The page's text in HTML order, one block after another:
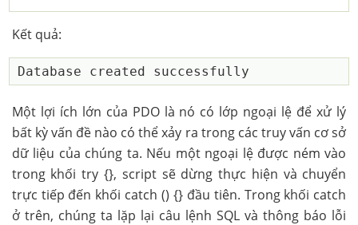
Kết quả:
Một lợi ích lớn của PDO là nó có lớp ngoại lệ để xử lý
bất kỳ vấn đề nào có thể xảy ra trong các truy vấn cơ sở
dữ liệu của chúng ta. Nếu một ngoại lệ được ném vào
trong khối try {}, script sẽ dừng thực hiện và chuyển
trực tiếp đến khối catch () {} đầu tiên. Trong khối catch
ở trên, chúng ta lặp lại câu lệnh SQL và thông báo lỗi